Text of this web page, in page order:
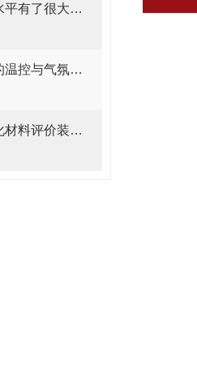
催化剂评价装置技术水平有了很大的提高
微型催化剂评价装置的温控与气氛控制技术说明
如何使用二氧化碳催化材料评价装置进行催化性能测试？